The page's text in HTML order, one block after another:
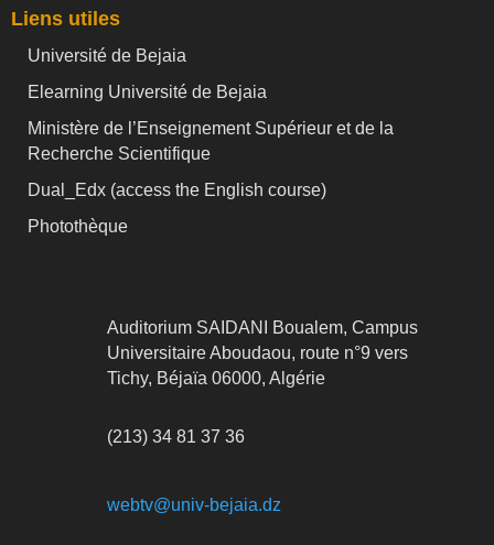
Liens utiles
Université de Bejaia
Elearning Université de Bejaia
Ministère de l’Enseignement Supérieur et de la
Recherche Scientifique
Dual_Edx (access the English course)
Photothèque
Auditorium SAIDANI Boualem, Campus
Universitaire Aboudaou, route n°9 vers
Tichy, Béjaïa 06000, Algérie
(213) 34 81 37 36
webtv@univ-bejaia.dz